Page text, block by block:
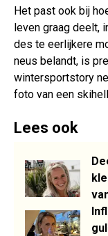
Het past ook bij
leven graag deelt,
des te eerlijkere
neus belandt, is
wintersportstory
foto van een
Lees ook